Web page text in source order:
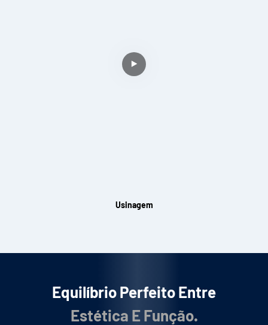
Usinagem
Equilíbrio PerfeitoEntre
Estética E Função.